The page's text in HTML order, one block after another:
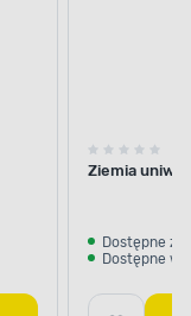
Ziemia
Dostępne z
Dostępne w